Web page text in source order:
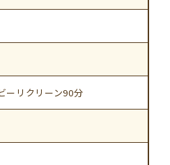
ーリクリーン90分